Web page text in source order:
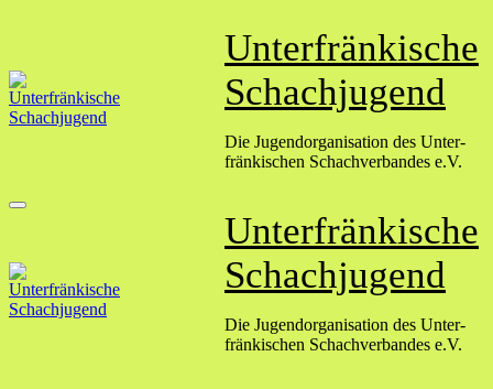
Unterfränkische
Schachjugend
Die Jugend­organisation des Unter­
fränkischen Schach­verbandes e.V.
Unterfränkische
Schachjugend
Die Jugend­organisation des Unter­
fränkischen Schach­verbandes e.V.